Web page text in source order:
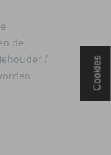
de
/
Cookies